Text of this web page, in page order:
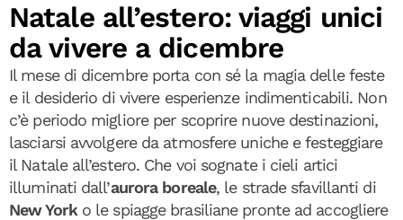
Natale all’estero: viaggi unici
da vivere a dicembre
Il mese di dicembre porta con sé la magia delle feste
e il desiderio di vivere esperienze indimenticabili. Non
c’è periodo migliore per scoprire nuove destinazioni,
lasciarsi avvolgere da atmosfere uniche e festeggiare
il Natale all’estero. Che voi sognate i cieli artici
illuminati dall’aurora boreale, le strade sfavillanti di
New Yorko le spiagge brasiliane pronte ad accogliere